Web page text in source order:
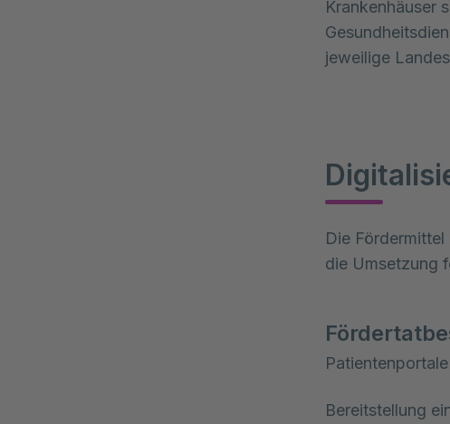
Krankenhäuser
jeweilige
Die
die Umsetzung
Bereitstellung